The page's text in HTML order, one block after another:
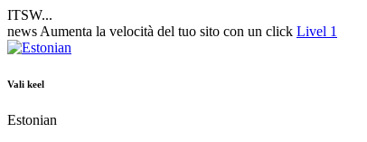
ITSW...
news Aumenta la velocità del tuo sito con un click Livel 1
Vali keel
Estonian